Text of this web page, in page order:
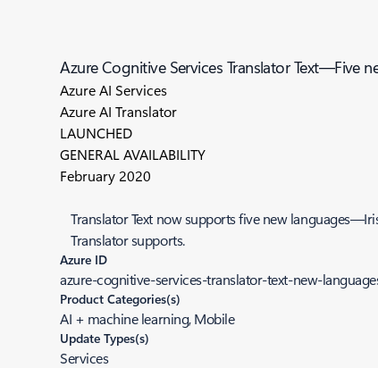
Azure Cognitive Services Translator Text—Five
Azure AI Services
Azure AI Translator
LAUNCHED
GENERAL AVAILABILITY
February 2020
Translator Text now supports five new
Translator supports.
Azure ID
azure-cognitive-services-translator-text-new-
Product Categories(s)
AI + machine learning, Mobile
Update Types(s)
Services